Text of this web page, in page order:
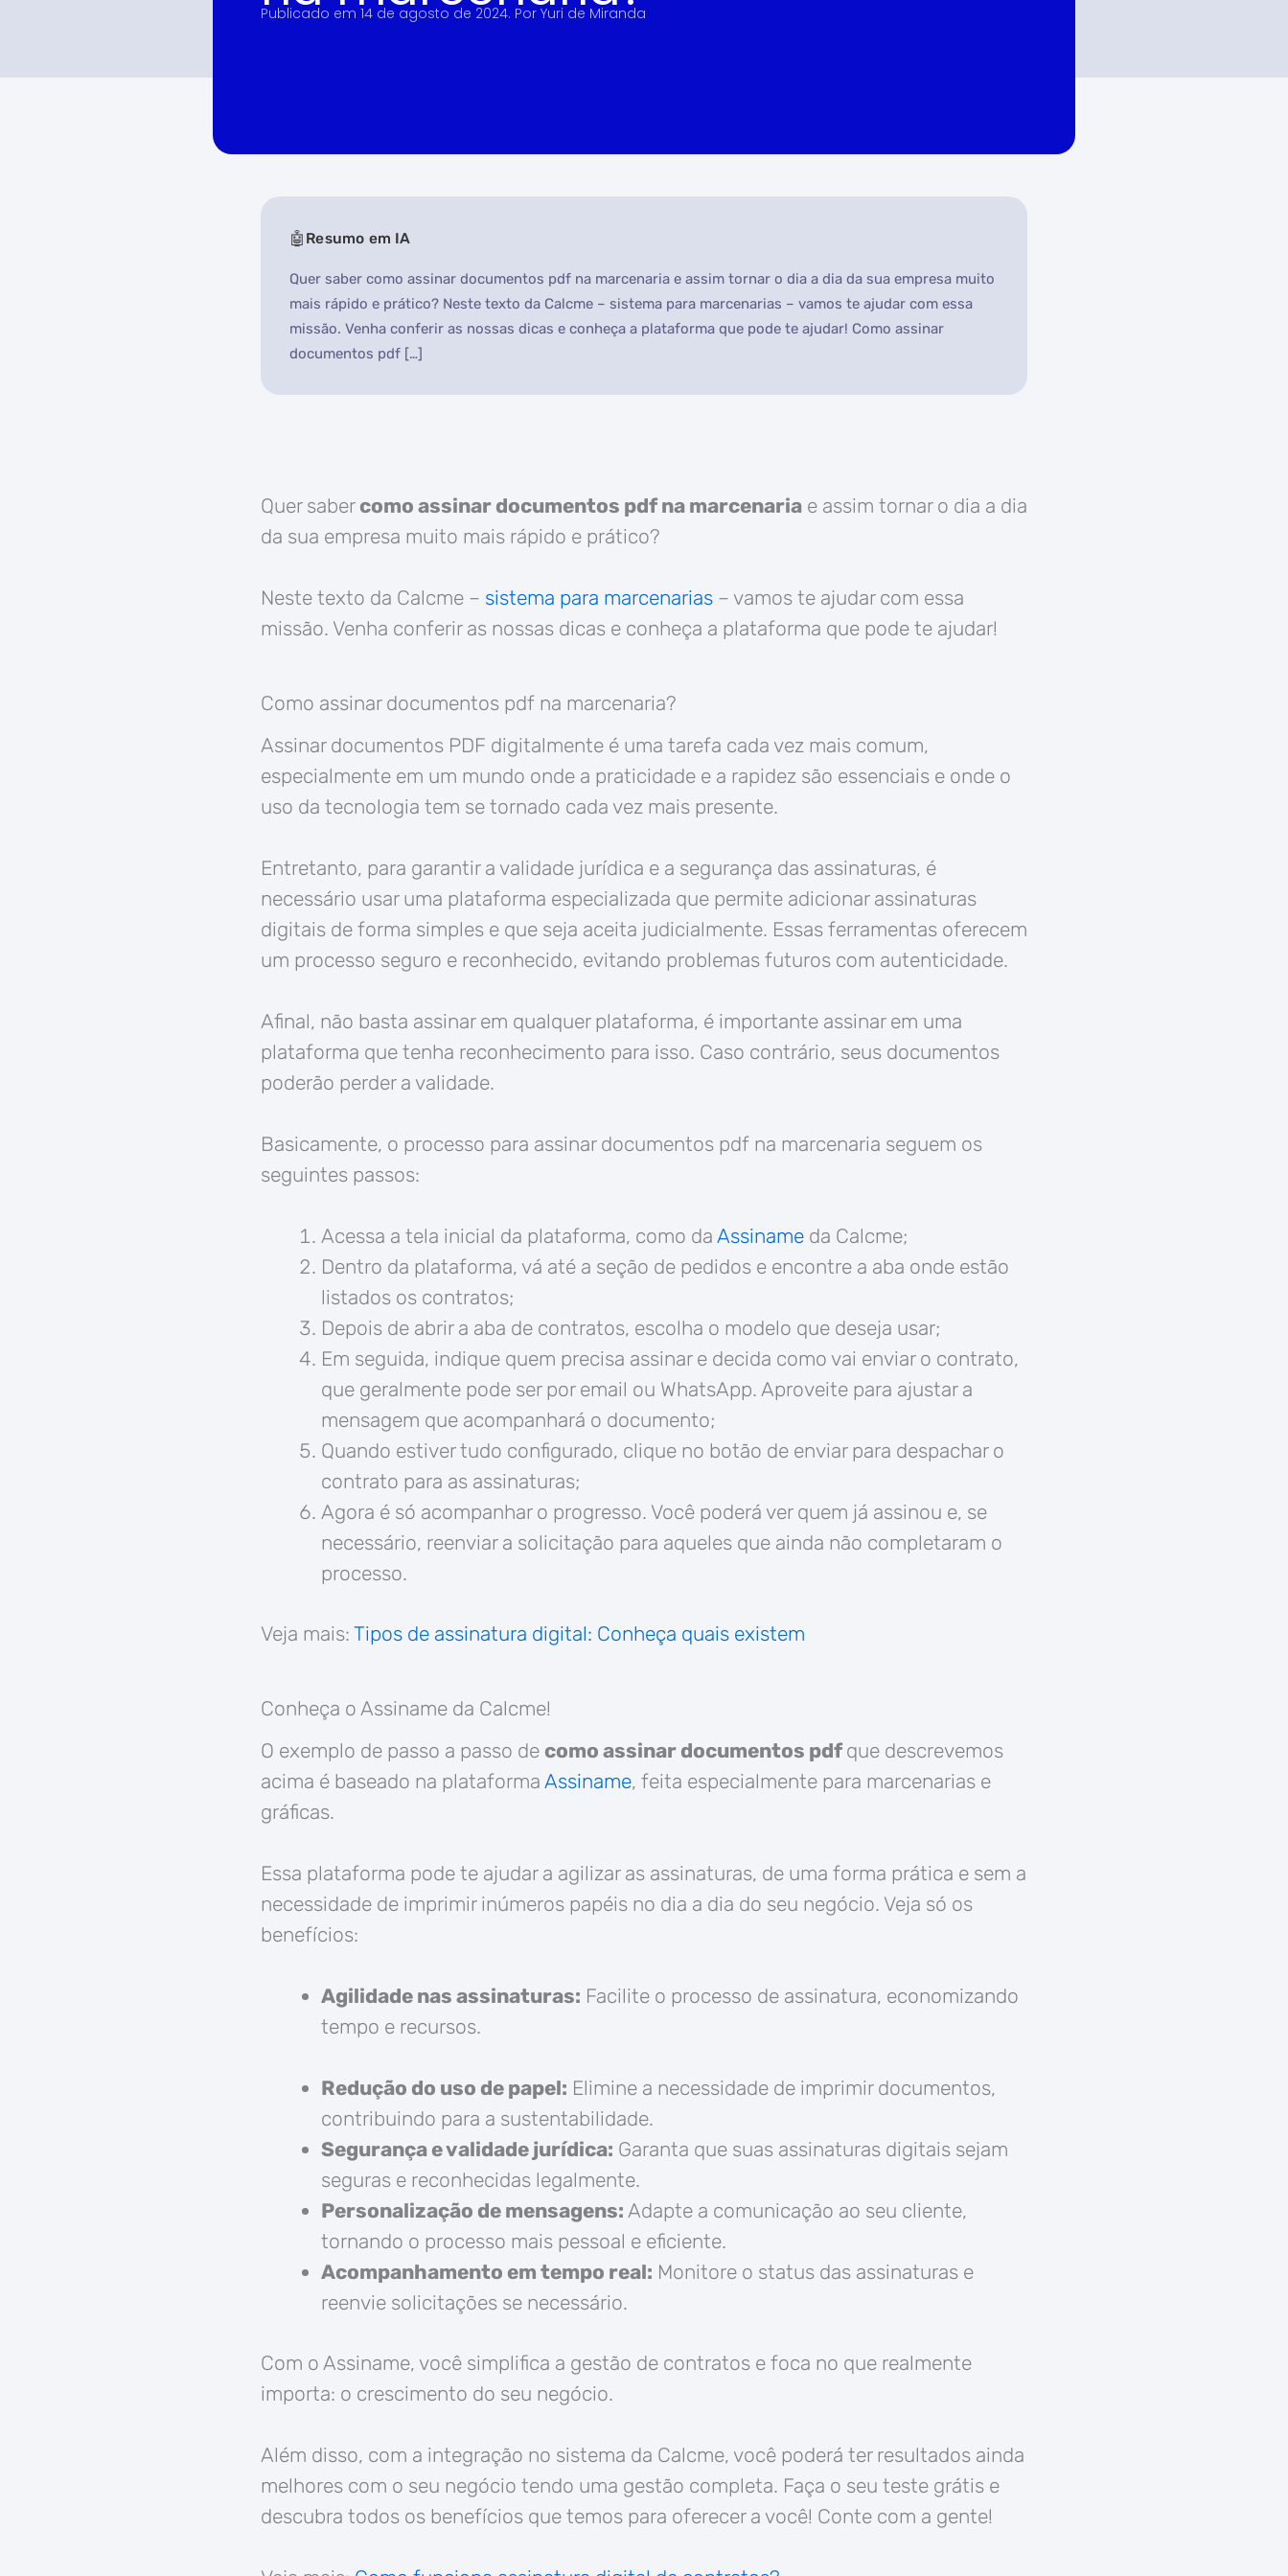
Publicado em 14 de agosto de 2024. Por Yuri de Miranda
Resumo em IA
Quer saber como assinar documentos pdf na marcenaria e assim tornar o dia a dia da sua empresa muito
mais rápido e prático? Neste texto da Calcme – sistema para marcenarias – vamos te ajudar com essa
missão. Venha conferir as nossas dicas e conheça a plataforma que pode te ajudar! Como assinar
documentos pdf […]
Quer saber como assinar documentos pdf na marcenaria e assim tornar o dia a dia
da sua empresa muito mais rápido e prático?
Neste texto da Calcme – sistema para marcenarias – vamos te ajudar com essa
missão. Venha conferir as nossas dicas e conheça a plataforma que pode te ajudar!
Como assinar documentos pdf na marcenaria?
Assinar documentos PDF digitalmente é uma tarefa cada vez mais comum,
especialmente em um mundo onde a praticidade e a rapidez são essenciais e onde o
uso da tecnologia tem se tornado cada vez mais presente.
Entretanto, para garantir a validade jurídica e a segurança das assinaturas, é
necessário usar uma plataforma especializada que permite adicionar assinaturas
digitais de forma simples e que seja aceita judicialmente. Essas ferramentas oferecem
um processo seguro e reconhecido, evitando problemas futuros com autenticidade.
Afinal, não basta assinar em qualquer plataforma, é importante assinar em uma
plataforma que tenha reconhecimento para isso. Caso contrário, seus documentos
poderão perder a validade.
Basicamente, o processo para assinar documentos pdf na marcenaria seguem os
seguintes passos:
Acessa a tela inicial da plataforma, como da Assiname da Calcme;
Dentro da plataforma, vá até a seção de pedidos e encontre a aba onde estão
listados os contratos;
Depois de abrir a aba de contratos, escolha o modelo que deseja usar;
Em seguida, indique quem precisa assinar e decida como vai enviar o contrato,
que geralmente pode ser por email ou WhatsApp. Aproveite para ajustar a
mensagem que acompanhará o documento;
Quando estiver tudo configurado, clique no botão de enviar para despachar o
contrato para as assinaturas;
Agora é só acompanhar o progresso. Você poderá ver quem já assinou e, se
necessário, reenviar a solicitação para aqueles que ainda não completaram o
processo.
Veja mais: Tipos de assinatura digital: Conheça quais existem
Conheça o Assiname da Calcme!
O exemplo de passo a passo de como assinar documentos pdfque descrevemos
acima é baseado na plataforma Assiname, feita especialmente para marcenarias e
gráficas.
Essa plataforma pode te ajudar a agilizar as assinaturas, de uma forma prática e sem a
necessidade de imprimir inúmeros papéis no dia a dia do seu negócio. Veja só os
benefícios:
Agilidade nas assinaturas: Facilite o processo de assinatura, economizando
tempo e recursos.
Redução do uso de papel: Elimine a necessidade de imprimir documentos,
contribuindo para a sustentabilidade.
Segurança e validade jurídica: Garanta que suas assinaturas digitais sejam
seguras e reconhecidas legalmente.
Personalização de mensagens: Adapte a comunicação ao seu cliente,
tornando o processo mais pessoal e eficiente.
Acompanhamento em tempo real: Monitore o status das assinaturas e
reenvie solicitações se necessário.
Com o Assiname, você simplifica a gestão de contratos e foca no que realmente
importa: o crescimento do seu negócio.
Além disso, com a integração no sistema da Calcme, você poderá ter resultados ainda
melhores com o seu negócio tendo uma gestão completa. Faça o seu teste grátis e
descubra todos os benefícios que temos para oferecer a você! Conte com a gente!